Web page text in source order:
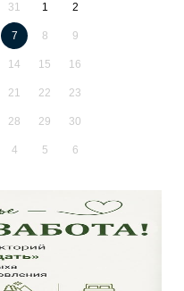
31 1 2
7 8 9
14 15 16
21 22 23
28 29 30
4 5 6